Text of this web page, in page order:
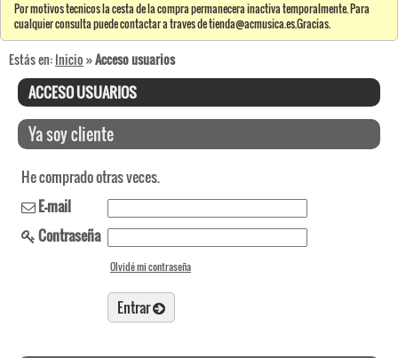
Por motivos tecnicos la cesta de la compra permanecera inactiva temporalmente. Para
cualquier consulta puede contactar a traves de tienda@acmusica.es.Gracias.
Estás en:Inicio»Acceso usuarios
ACCESO USUARIOS
Ya soy cliente
He comprado otras veces.
E-mail
Contraseña
Olvidé mi contraseña
Entrar